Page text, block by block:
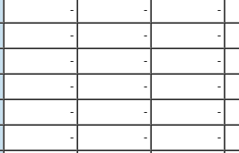
- - -
- - -
- - -
- - -
- - -
- - -